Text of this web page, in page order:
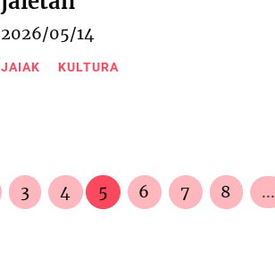
2026/05/14
JAIAK KULTURA
3 4 5 6 7 8 ...